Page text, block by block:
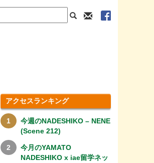
アクセスランキング
今週のNADESHIKO – NENE
(Scene 212)
今月のYAMATO
NADESHIKO x iae留学ネッ